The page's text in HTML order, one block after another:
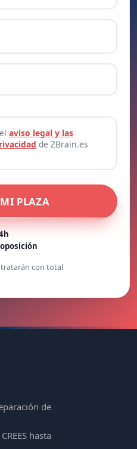
elaviso legal y las
de ZBrain.es
PLAZA
tratarán con total
de
hasta